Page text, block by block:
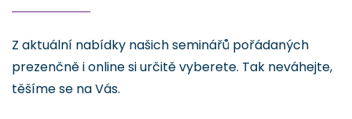
Z aktuální nabídky našich seminářů pořádaných
prezenčně i online si určitě vyberete. Tak neváhejte,
těšíme se na Vás.